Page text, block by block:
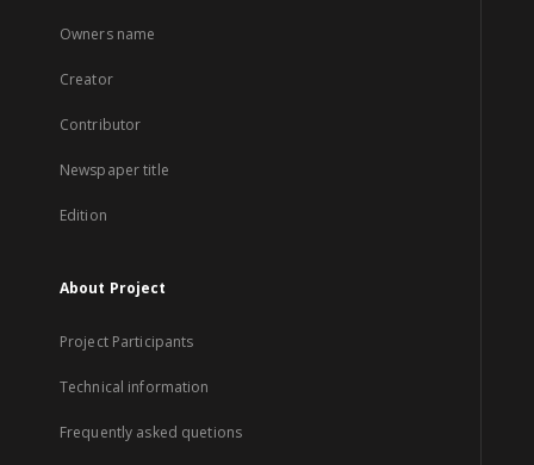
Owners name
Creator
Contributor
Newspaper title
Edition
About Project
Project Participants
Technical information
Frequently asked quetions